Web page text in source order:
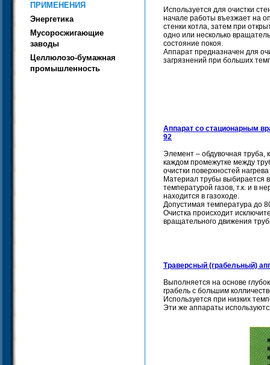
ПРИМЕНЕНИЯ
Энергетика
Мусоросжигающие
заводы
Целлюлозо-бумажная
промышленность
Используется для очистки
начале работы въезжает на
стенки котла, затем при
одно или несколько
состояние покоя.
Аппарат предназначен для
загрязнений при больших
Аппарат со стационарным
92
Элемент – обдувочная труба,
каждом промежутке между
очистки поверхностей
Материал трубы выбирается в
температурой газов, т.к. и в
находится в газоходе.
Допустимая температура до
Очистка происходит
вращательного движения
Траверсный (грабельный)
Выполняется на основе
грабель с большим
Используется при низких
Эти же аппараты